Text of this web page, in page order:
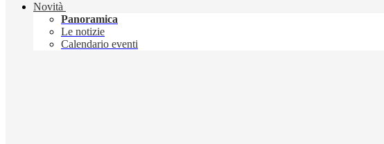
Novità
Panoramica
Le notizie
Calendario eventi